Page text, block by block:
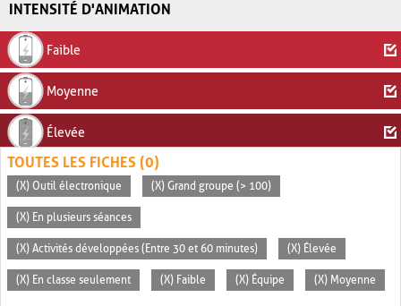
INTENSITÉ D'ANIMATION
Faible
Moyenne
Élevée
TOUTES LES FICHES (0)
(X) Outil électronique (X) Grand groupe (> 100)
(X) En plusieurs séances
(X) Activités développées (Entre 30 et 60 minutes) (X) Élevée
(X) En classe seulement (X) Faible (X) Équipe (X) Moyenne